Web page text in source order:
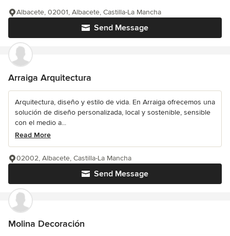
Send Message
Albacete, 02001, Albacete, Castilla-La Mancha
Arraiga Arquitectura
Arquitectura, diseño y estilo de vida. En Arraiga ofrecemos una
solución de diseño personalizada, local y sostenible, sensible
con el medio a...
Read More
Send Message
02002, Albacete, Castilla-La Mancha
Molina Decoración